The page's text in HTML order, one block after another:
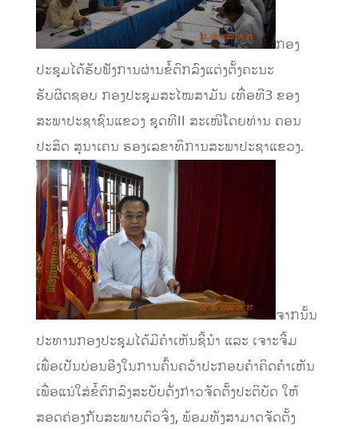
ກອງ
ປະຊຸມໄດ້ຮັບຟັງການຜ່ານຂໍ້ຕົກລົງແຕ່ງຕັ້ງຄະນະ
ຮັບຜິດຊອບ ກອງປະຊຸມສະໄໝສາມັນ ເທື່ອທີ3 ຂອງ
ສະພາປະຊາຊົນແຂວງ ຊຸດທີII ສະເໜີໂດຍທ່ານ ຄອນ
ປະສິດ ສຸນາເຄນ ຮອງເລຂາທິການສະພາປະຊາແຂວງ.
ຈາກນັ້ນ
ປະທານກອງປະຊຸມໄດ້ມີຄໍາເຫັນຊີ້ນໍາ ແລະ ເຈາະຈີ້ມ
ເພື່ອເປັນບ່ອນອີງໃນການຄົ້ນຄວ້າປະກອບຄໍາຄິດຄໍາເຫັນ
ເພື່ອແນ່ໃສ່ຂໍ້ຕົກລົງສະບັບດັ່ງກ່າວຈັດຕັ້ງປະຕິບັດ ໃຫ້
ສອດຄ່ອງກັບສະພາບຕົວຈິ່ງ, ພ້ອມທັງສາມາດຈັດຕັ້ງ